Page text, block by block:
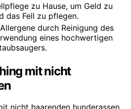
zu Hause, um Geld zu
das Fell zu pflegen.
durch Reinigung des
eines hochwertigen
mit nicht